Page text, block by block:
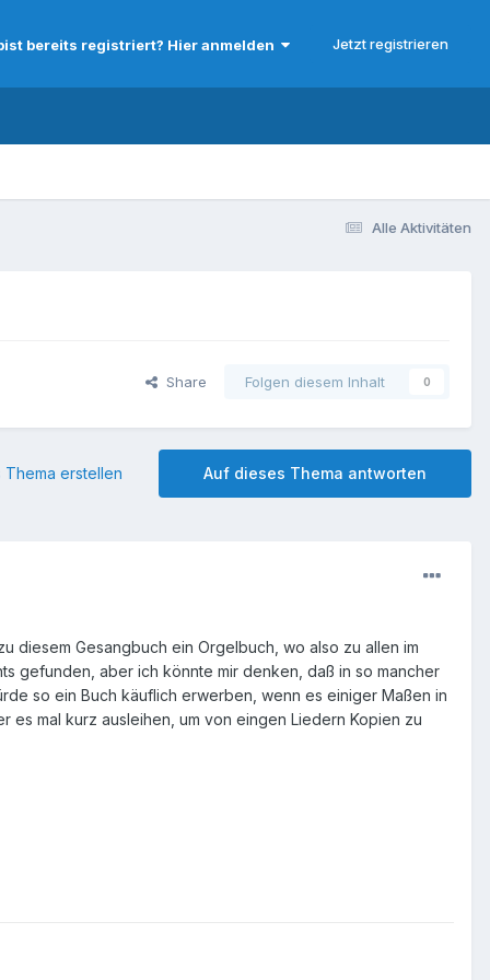
bereits registriert? Hier anmelden Jetzt registrieren
Alle Aktivitäten
Share Folgen diesem Inhalt 0
Auf dieses Thema antworten
Thema erstellen
diesem Gesangbuch ein Orgelbuch, wo also zu allen im
gefunden, aber ich könnte mir denken, daß in so mancher
so ein Buch käuflich erwerben, wenn es einiger Maßen in
es mal kurz ausleihen, um von eingen Liedern Kopien zu